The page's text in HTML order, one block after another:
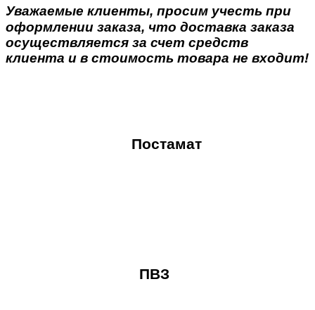
Уважаемые клиенты, просим учесть при
оформлении заказа, что доставка заказа
осуществляется за счет средств
клиента и в стоимость товара не входит!
Постамат
ПВЗ